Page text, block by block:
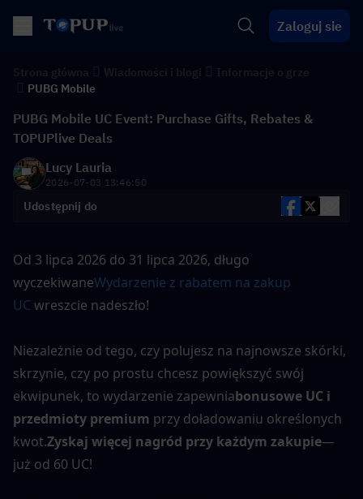
Zaloguj sie
PUBG Mobile
PUBG Mobile UC Event: Purchase Gifts, Rebates &
TOPUPlive Deals
Lucy Lauria
2026-07-03 13:46:50
Udostępnij do
Od 3 lipca 2026 do 31 lipca 2026, długo
wyczekiwaneWydarzenie z rabatem na zakup
UC wreszcie nadeszło!
Niezależnie od tego, czy polujesz na najnowsze skórki,
skrzynie, czy po prostu chcesz powiększyć swój
ekwipunek, to wydarzenie zapewniabonusowe UC i
przedmioty premium przy doładowaniu określonych
kwot.Zyskaj więcej nagród przy każdym zakupie—
już od 60 UC!